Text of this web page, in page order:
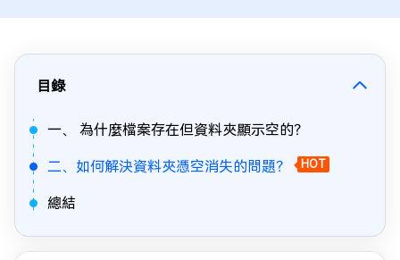
目錄
一、 為什麼檔案存在但資料夾顯示空的？
二、如何解決資料夾憑空消失的問題？ HOT
總結